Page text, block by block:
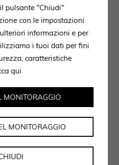
dei dati secondo
privacy policy.
pulsante "Chiudi"
con le impostazioni
informazioni e per
i tuoi dati per fini
caratteristiche
qui
MONITORAGGIO
MONITORAGGIO